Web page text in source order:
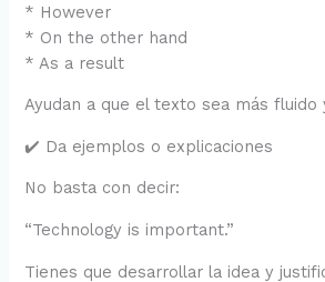
* However
* On the other hand
* As a result
Ayudan a que el texto sea más fluido
✔️ Da ejemplos o explicaciones
No basta con decir:
“Technology is important.”
Tienes que desarrollar la idea y